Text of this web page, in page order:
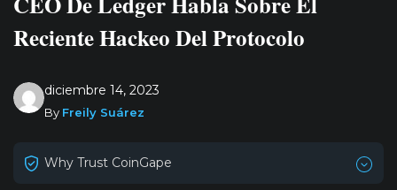
Reciente Hackeo Del Protocolo
diciembre 14, 2023
By Freily Suárez
Why Trust CoinGape